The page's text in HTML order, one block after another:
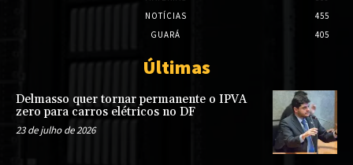
NOTÍCIAS
455
GUARÁ
405
Últimas
Delmasso quer tornar permanente o IPVA
zero para carros elétricos no DF
23 de julho de 2026